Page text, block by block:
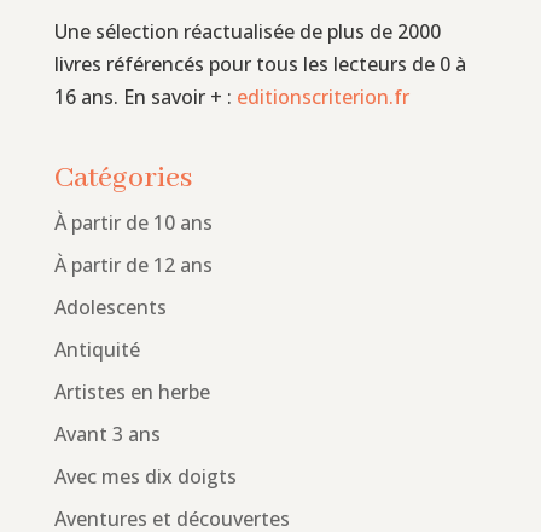
Une sélection réactualisée de plus de 2000
livres référencés pour tous les lecteurs de 0 à
16 ans. En savoir + : editionscriterion.fr
Catégories
À partir de 10 ans
À partir de 12 ans
Adolescents
Antiquité
Artistes en herbe
Avant 3 ans
Avec mes dix doigts
Aventures et découvertes